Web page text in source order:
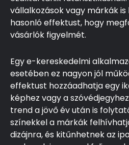
vállalkozások vagy márkák
hasonló effektust, hogy
vásárlók figyelmét.
Egy e-kereskedelmi
esetében ez nagyon jól
effektust hozzáadhatja egy
képhez vagy a
trend a jövő év után is
színekkel a márkák
dizájnra, és kitűnhetnek az